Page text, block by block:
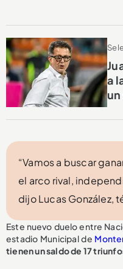
a
“Vamos a buscar
el arco rival,
dijo Lucas González,
Este nuevo duelo entre
estadio Municipal de
tienen un saldo de 17